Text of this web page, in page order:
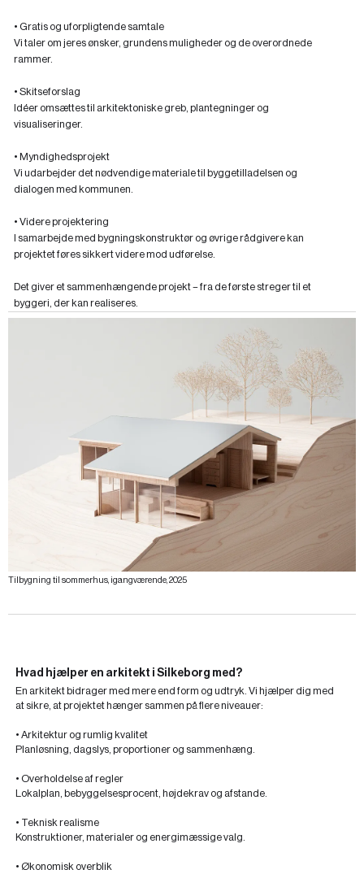
• Gratis og uforpligtende samtale
Vi taler om jeres ønsker, grundens muligheder og de overordnede
rammer.
• Skitseforslag
Idéer omsættes til arkitektoniske greb, plantegninger og
visualiseringer.
• Myndighedsprojekt
Vi udarbejder det nødvendige materiale til byggetilladelsen og
dialogen med kommunen.
• Videre projektering
I samarbejde med bygningskonstruktør og øvrige rådgivere kan
projektet føres sikkert videre mod udførelse.
Det giver et sammenhængende projekt – fra de første streger til et
byggeri, der kan realiseres.
Tilbygning til sommerhus, igangværende, 2025
Hvad hjælper en arkitekt i Silkeborg med?
En arkitekt bidrager med mere end form og udtryk. Vi hjælper dig med
at sikre, at projektet hænger sammen på flere niveauer:
• Arkitektur og rumlig kvalitet
Planløsning, dagslys, proportioner og sammenhæng.
• Overholdelse af regler
Lokalplan, bebyggelsesprocent, højdekrav og afstande.
• Teknisk realisme
Konstruktioner, materialer og energimæssige valg.
• Økonomisk overblik